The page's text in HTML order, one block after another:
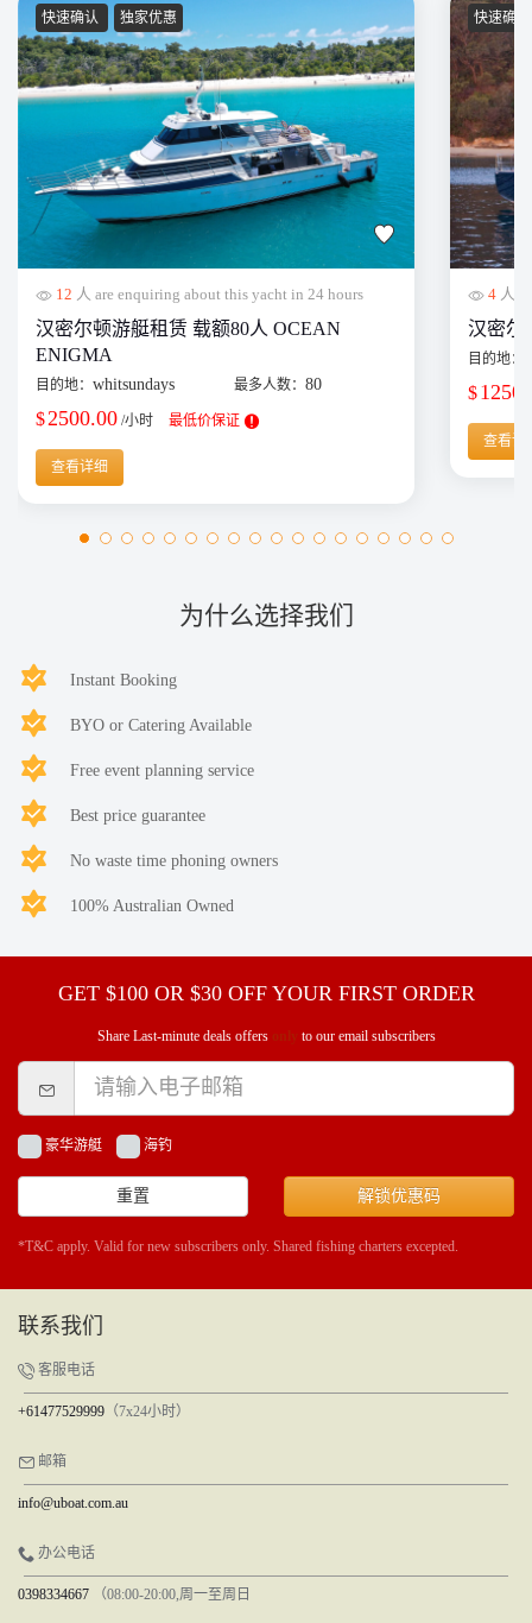
快速确认 独家优惠
12 人 are enquiring about this yacht in 24 hours
汉密尔顿游艇租赁 载额80人 OCEAN
ENIGMA
目的地： whitsundays 最多人数：80
$2500.00 /小时 最低价保证
查看详细
快速确
4 人
汉密尔
目的地：
$
查看详
为什么选择我们
Instant Booking
BYO or Catering Available
Free event planning service
Best price guarantee
No waste time phoning owners
100% Australian Owned
GET $100 OR $30 OFF YOUR FIRST ORDER
Share Last-minute deals offers only to our email subscribers
豪华游艇 海钓
重置 解锁优惠码
*T&C apply. Valid for new subscribers only. Shared fishing charters excepted.
联系我们
客服电话
+61477529999 （7x24小时）
邮箱
info@uboat.com.au
办公电话
0398334667 （08:00-20:00,周一至周日